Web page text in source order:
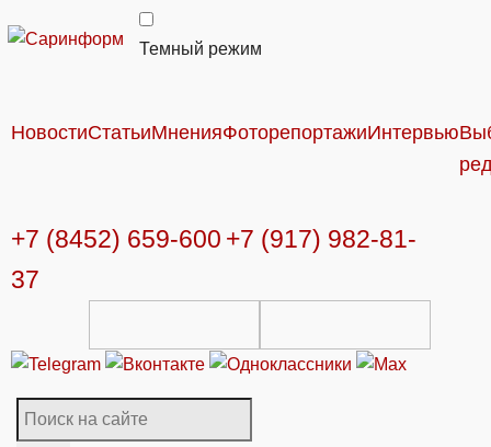
Темный режим
НовостиСтатьиМненияФоторепортажиИнтервью
+7 (8452) 659-600 +7 (917) 982-81-
37